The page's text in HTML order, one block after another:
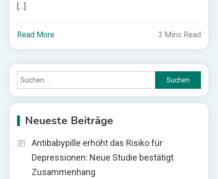
[…]
Read More 3 Mins Read
Suchen
nach:
Neueste Beiträge
Antibabypille erhöht das Risiko für
Depressionen: Neue Studie bestätigt
Zusammenhang